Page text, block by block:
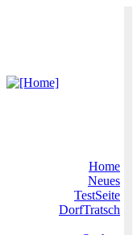
Home
Neues
TestSeite
DorfTratsch